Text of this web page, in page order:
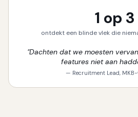
1 op 3
ontdekt een blinde vlek die
"Dachten dat we moesten
features niet aan
— Recruitment Lead,